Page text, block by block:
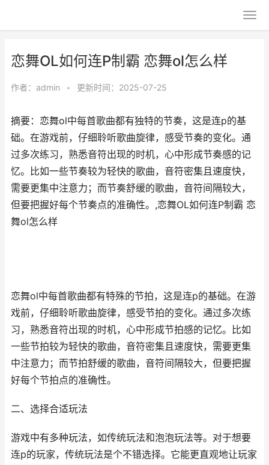
恋舞OL如何连P制霸 恋舞ol怎么样
作者： admin • 更新时间：2025-07-25
摘要：恋舞ol中每首歌曲都有独特的节奏，这是连p的基
础。在游戏前，仔细聆听歌曲旋律，感受节奏的变化。通
过多次练习，熟悉音符出现的时机，心中形成节奏感的记
忆。比如一些节奏较为轻快的歌曲，音符密集且速度快，
需要更集中注意力；而节奏舒缓的歌曲，音符间隔较大，
但要把握好每个节奏点的准确性。,恋舞OL如何连P制霸 恋
舞ol怎么样
恋舞ol中每首歌曲都有特殊的节拍，这是连p的基础。在游
戏前，仔细聆听歌曲旋律，感受节拍的变化。通过多次练
习，熟悉音符出现的时机，心中形成节拍感的记忆。比如
一些节拍较为轻快的歌曲，音符密集且速度快，需要更集
中注意力；而节拍舒缓的歌曲，音符间隔较大，但要把握
好每个节拍点的准确性。
二、选择合适玩法
游戏中有多种玩法，如传统玩法和泡泡玩法等。对于想要
连p的玩家，传统玩法是个不错选择。它能更直观地让玩家